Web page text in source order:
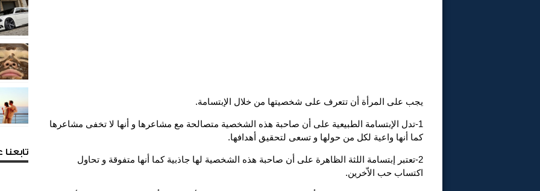
يجب على المرأة أن تتعرف على شخصيتها من خلال الإبتسامة.
1-تدل الإبتسامة الطبيعية على أن صاحبة هذه الشخصية متصالحة مع مشاعرها و أنها لا تخفى مشاعرها
كما أنها واعية لكل من حولها و تسعى لتحقيق أهدافها.
2-تعتبر إبتسامة اللثة الظاهرة على أن صاحبة هذه الشخصية لها جاذبية كما أنها متفوقة و تحاول
اكتساب حب الاّخرين.